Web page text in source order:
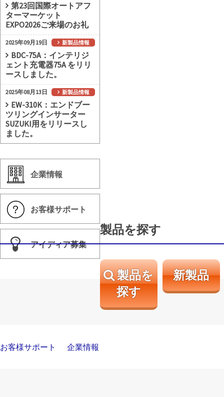
第23回国際オートアフ
ターマーケット
EXPO2026ご来場のお礼
2025年09月19日 新製品情報
BDC-75A：インテリジ
ェント充電器75A をリリ
ースしました。
2025年08月13日 新製品情報
EW-310K：エンドブー
ツリングインサーター
SUZUKI用をリリースし
ました。
企業情報
お客様サポート
アイディア募集
製品を探す
製品を
探す
新製品
お客様サポート 企業情報